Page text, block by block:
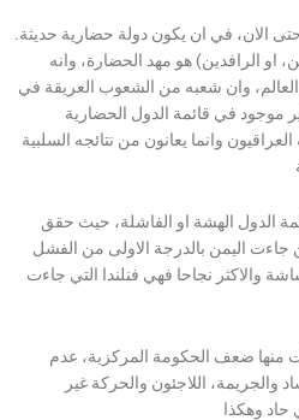
الان، في ان يكون دولة حضارية حديثة.
او الرافدين) هو مهد الحضارة، وانه
وان شعبه من الشعوب العريقة في
موجود في قائمة الدول الحضارية
وانما يعانون من نتائجه السلبية
في المرتبة ١٧ من قائمة الدول الهشة او الفاشلة، حيث حقق
جاءت اليمن بالدرجة الاولى من الفشل
هشاشة والاكثر نجاحا فهي فنلندا التي جاءت
منها ضعف الحكومة المركزية، عدم
والجريمة، اللاجئون والحركة غير